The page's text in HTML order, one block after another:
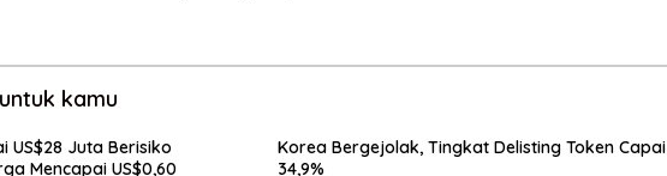
kamu
US$28 Juta Berisiko
Mencapai US$0,60
Korea Bergejolak, Tingkat Delisting Token Capai
34,9%